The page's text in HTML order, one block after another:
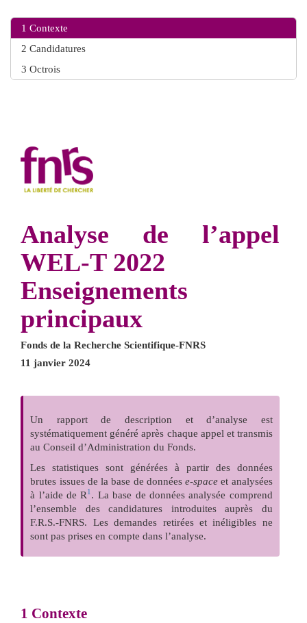
1 Contexte
2 Candidatures
3 Octrois
Analyse de l’appel
WEL-T 2022
Enseignements
principaux
Fonds de la Recherche Scientifique-FNRS
11 janvier 2024
Un rapport de description et d’analyse est
systématiquement généré après chaque appel et transmis
au Conseil d’Administration du Fonds.
Les statistiques sont générées à partir des données
brutes issues de la base de donnéese-space et analysées
à l’aide de R1 . La base de données analysée comprend
l’ensemble des candidatures introduites auprès du
F.R.S.-FNRS. Les demandes retirées et inéligibles ne
sont pas prises en compte dans l’analyse.
1 Contexte